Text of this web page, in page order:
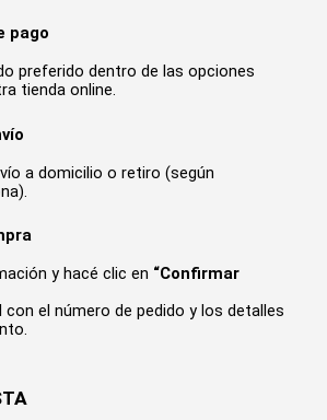
pago
preferido dentro de las opciones
tienda online.
a domicilio o retiro (según
y hacé clic en “Confirmar